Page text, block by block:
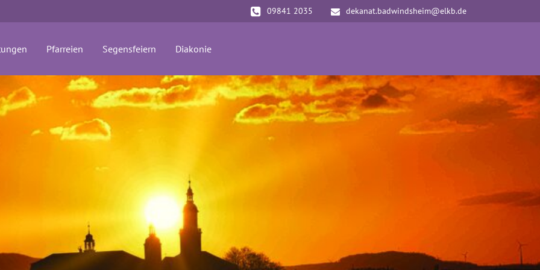
09841 2035 dekanat.badwindsheim@elkb.de
(current)Pfarreien Segensfeiern Diakonie